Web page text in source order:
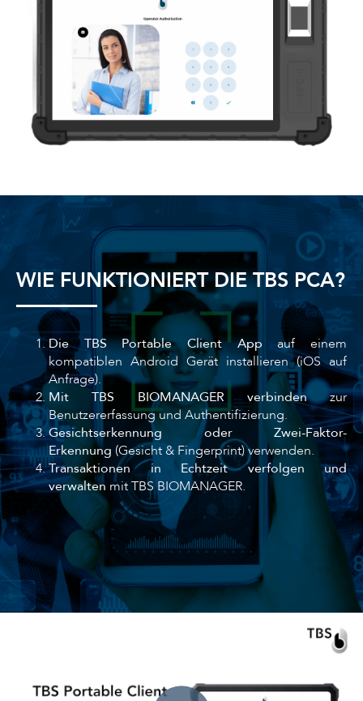
WIE FUNKTIONIERT DIE TBS PCA?
Die TBS Portable Client App auf einem
kompatiblen Android Gerät installieren (iOS auf
Anfrage).
Mit TBS BIOMANAGER verbindenzur
Benutzererfassung und Authentifizierung.
Gesichtserkennung oder Zwei-Faktor-
Erkennung (Gesicht & Fingerprint) verwenden.
Transaktionen in Echtzeit verfolgen und
verwalten mit TBS BIOMANAGER.